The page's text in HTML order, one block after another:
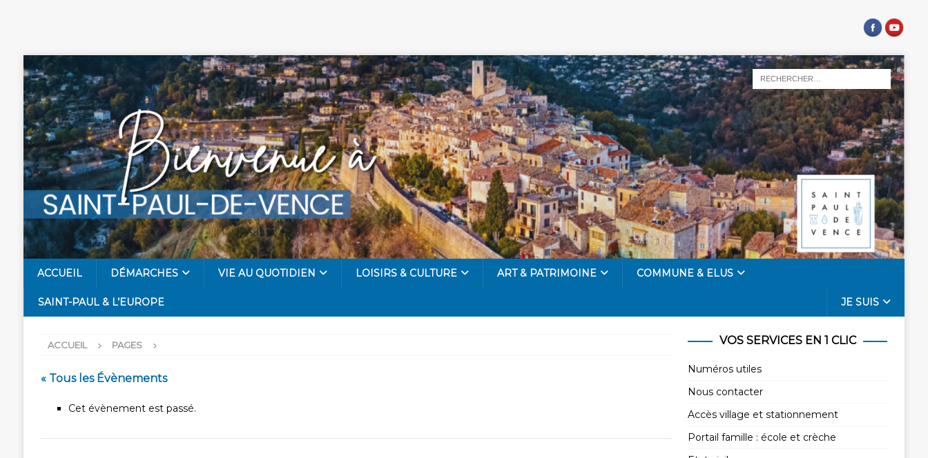
ACCUEIL DÉMARCHES VIE AU QUOTIDIEN LOISIRS & CULTURE ART & PATRIMOINE COMMUNE & ELUS
SAINT-PAUL & L’EUROPE JE SUIS
ACCUEIL PAGES
« Tous les Évènements
Cet évènement est passé.
VOS SERVICES EN 1 CLIC
Numéros utiles
Nous contacter
Accès village et stationnement
Portail famille : école et crèche